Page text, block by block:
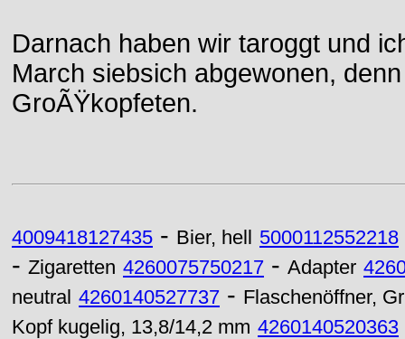
Darnach haben wir taroggt und
March siebsich abgewonen,
GroÃŸkopfeten.
4009418127435 - Bier, hell 5000112552218
- Zigaretten 4260075750217 - Adapter
neutral 4260140527737 - Flaschenöffner,
Kopf kugelig, 13,8/14,2 mm 4260140520363